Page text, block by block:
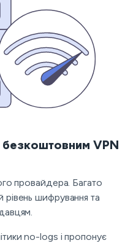
VPN
провайдера. Багато
шифрування та
no-logs і пропонує